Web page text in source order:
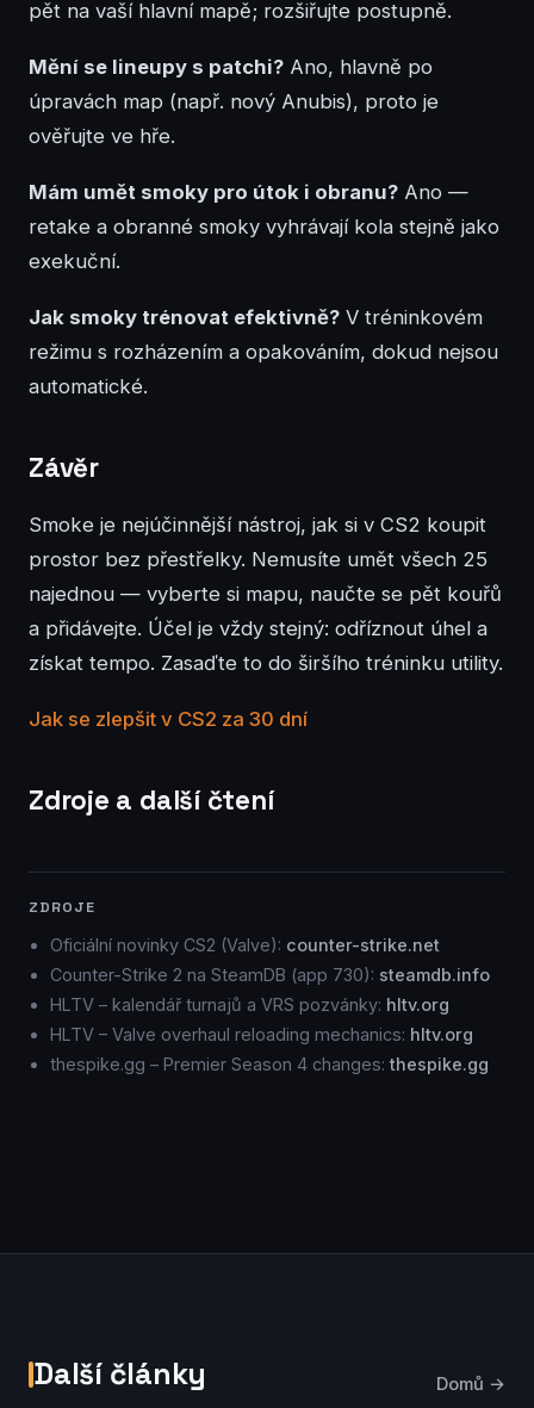
pět na vaší hlavní mapě; rozšiřujte postupně.
Mění se lineupy s patchi? Ano, hlavně po
úpravách map (např. nový Anubis), proto je
ověřujte ve hře.
Mám umět smoky pro útok i obranu? Ano —
retake a obranné smoky vyhrávají kola stejně jako
exekuční.
Jak smoky trénovat efektivně? V tréninkovém
režimu s rozházením a opakováním, dokud nejsou
automatické.
Závěr
Smoke je nejúčinnější nástroj, jak si v CS2 koupit
prostor bez přestřelky. Nemusíte umět všech 25
najednou — vyberte si mapu, naučte se pět kouřů
a přidávejte. Účel je vždy stejný: odříznout úhel a
získat tempo. Zasaďte to do širšího tréninku utility.
Jak se zlepšit v CS2 za 30 dní
Zdroje a další čtení
ZDROJE
Oficiální novinky CS2 (Valve): counter-strike.net
Counter-Strike 2 na SteamDB (app 730): steamdb.info
HLTV – kalendář turnajů a VRS pozvánky: hltv.org
HLTV – Valve overhaul reloading mechanics: hltv.org
thespike.gg – Premier Season 4 changes: thespike.gg
Další články Domů →